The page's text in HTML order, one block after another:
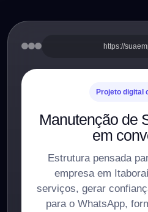
https://
Projeto digital
Manutenção de
em
Estrutura pensada
empresa em
serviços, gerar
para o WhatsApp,